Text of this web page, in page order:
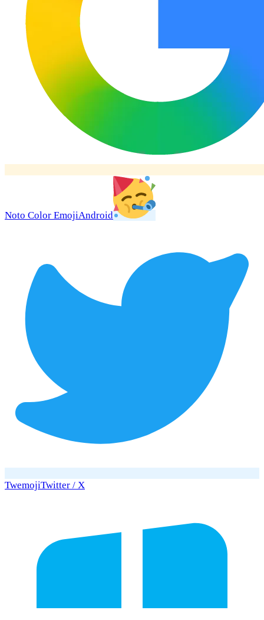
Noto Color EmojiAndroid
TwemojiTwitter / X